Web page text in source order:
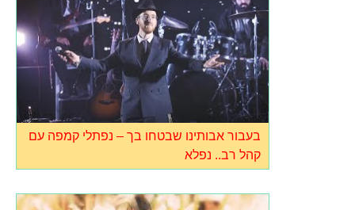
בעבור אבותינו שבטחו בך – נפתלי קמפה עם
קהל רב.. נפלא